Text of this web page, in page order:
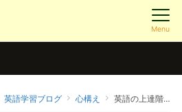
Menu
英語学習ブログ 心構え 英語の上達階段ってホントにあるの？